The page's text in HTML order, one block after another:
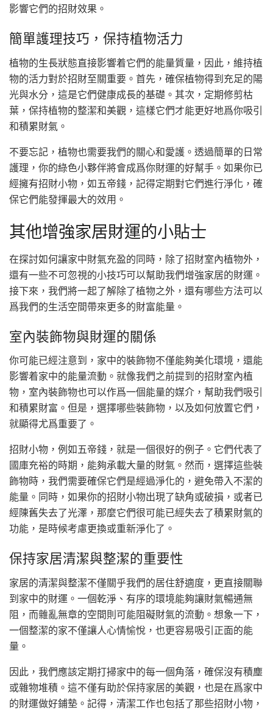
影響它們的招財效果。
簡單護理技巧，保持植物活力
植物的生長狀態直接影響着它們的能量質量，因此，維持植
物的活力對於招財至關重要。首先，確保植物得到充足的陽
光與水分，這是它們健康成長的基礎。其次，定期修剪枯
葉，保持植物的整潔和美觀，這樣它們才能更好地爲你吸引
和積累財氣。
不要忘記，植物也需要我們的關心和愛護。透過簡單的日常
護理，你的綠色小夥伴將會成爲你財運的好幫手。如果你已
經擁有招財小物，如五帝錢，記得定期對它們進行淨化，確
保它們能發揮最大的效用。
其他增強家居財運的小貼士
在探討如何讓家中財氣充盈的同時，除了招財室內植物外，
還有一些不可忽視的小技巧可以幫助我們增強家居的財運。
接下來，我們將一起了解除了植物之外，還有哪些方法可以
爲我們的生活空間帶來更多的財富能量。
室內裝飾物與財運的關係
你可能已經注意到，家中的裝飾物不僅能夠美化環境，還能
影響着家中的能量流動。就像我們之前提到的招財室內植
物，室內裝飾物也可以作爲一個能量的媒介，幫助我們吸引
和積累財富。但是，選擇哪些裝飾物，以及如何放置它們，
就顯得尤爲重要了。
招財小物，例如五帝錢，就是一個很好的例子。它們代表了
國庫充裕的時期，能夠承載大量的財氣。然而，選擇這些裝
飾物時，我們需要確保它們是經過淨化的，避免帶入不潔的
能量。同時，如果你的招財小物出現了缺角或破損，或者已
經陳舊失去了光澤，那麼它們很可能已經失去了積累財氣的
功能，是時候考慮更換或重新淨化了。
保持家居清潔與整潔的重要性
家居的清潔與整潔不僅關乎我們的居住舒適度，更直接關聯
到家中的財運。一個乾淨、有序的環境能夠讓財氣暢通無
阻，而雜亂無章的空間則可能阻礙財氣的流動。想象一下，
一個整潔的家不僅讓人心情愉悅，也更容易吸引正面的能
量。
因此，我們應該定期打掃家中的每一個角落，確保沒有積塵
或雜物堆積。這不僅有助於保持家居的美觀，也是在爲家中
的財運做好鋪墊。記得，清潔工作也包括了那些招財小物，